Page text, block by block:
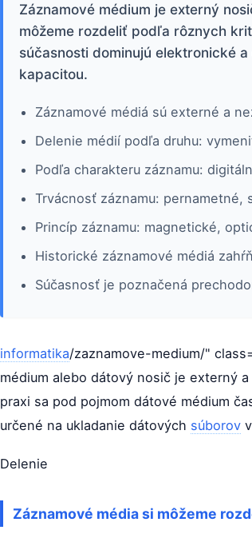
Záznamové médium je externý
môžeme rozdeliť podľa rôznych
súčasnosti dominujú elektronické
kapacitou.
Záznamové médiá sú externé a
Delenie médií podľa druhu:
Podľa charakteru záznamu:
Trvácnosť záznamu: pernametné,
Princíp záznamu: magnetické,
Historické záznamové médiá
Súčasnosť je poznačená
informatika/zaznamove-medium/"
médium alebo dátový nosič je externý
praxi sa pod pojmom dátové médium
určené na ukladanie dátových súborov
Delenie
Záznamové média si môžeme